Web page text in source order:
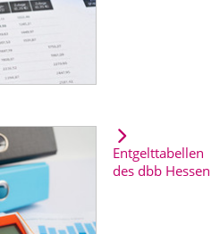
Entgelttabellen
des dbb Hessen